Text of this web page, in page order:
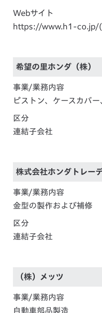
Webサイト
https://www.h1-co.jp/
希望の里ホンダ（株）
事業/業務内容
ピストン、ケースカバ
区分
連結子会社
株式会社ホンダトレー
事業/業務内容
金型の製作および補修
区分
連結子会社
（株）メッツ
事業/業務内容
自動車部品製造